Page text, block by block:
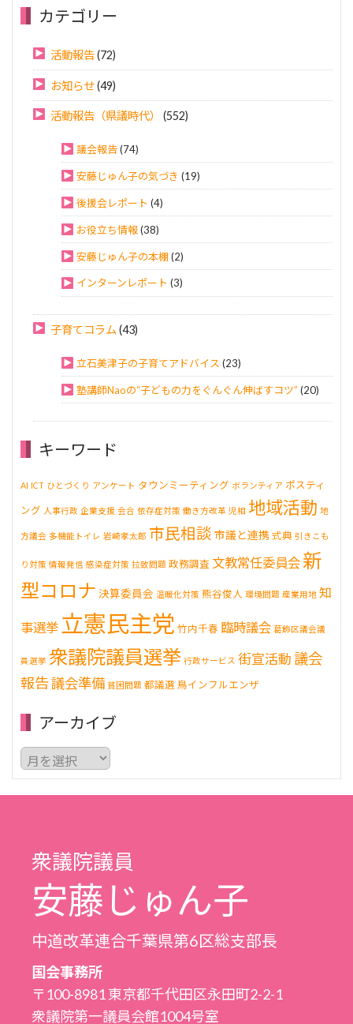
カテゴリー
活動報告(72)
お知らせ(49)
活動報告（県議時代） (552)
議会報告(74)
安藤じゅん子の気づき (19)
後援会レポート (4)
お役立ち情報(38)
安藤じゅん子の本棚(2)
インターンレポート (3)
子育てコラム (43)
立石美津子の子育てアドバイス (23)
塾講師Naoの“子どもの力をぐんぐん伸ばすコツ” (20)
キーワード
AI ICT ひとづくり アンケート タウンミーティング ボランティア ポスティ
ング 人事行政 企業支援 会合 依存症対策 働き方改革 児相 地域活動 地
方議会 多機能トイレ 岩崎孝太郎 市民相談 市議と連携 式典 引きこも
り対策 情報発信 感染症対策 拉致問題 政務調査 文教常任委員会 新
型コロナ 決算委員会 温暖化対策 熊谷俊人 環境問題 産業用地 知
事選挙 立憲民主党 竹内千春 臨時議会 葛飾区議会議
員選挙 衆議院議員選挙 行政サービス 街宣活動 議会
報告議会準備 貧困問題 都議選 鳥インフルエンザ
アーカイブ
ア
ー
カ
イ
衆議院議員
安藤じゅん子
中道改革連合千葉県第6区総支部長
国会事務所
〒100-8981 東京都千代田区永田町2-2-1
衆議院第一議員会館1004号室